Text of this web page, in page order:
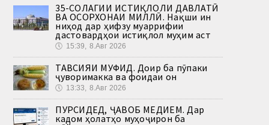
35-СОЛАГИИ ИСТИҚЛОЛИ ДАВЛАТӢ
ВА ОСОРХОНАИ МИЛЛӢ. Нақши ин
ниҳод дар ҳифзу муаррифии
дастовардҳои истиқлол муҳим аст
🕔 15:39, 8.Авг 2026
ТАВСИЯИ МУФИД. Доир ба пӯпаки
ҷуворимакка ва фоидаи он
🕔 13:33, 8.Авг 2026
ПУРСИДЕД, ҶАВОБ МЕДИҲЕМ. Дар
кадом ҳолатҳо муҳоҷирон ба